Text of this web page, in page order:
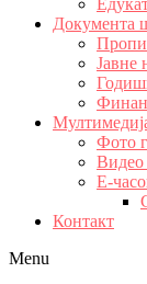
Документа
Јавне
Фото
Видео
Е-
Контакт
Menu